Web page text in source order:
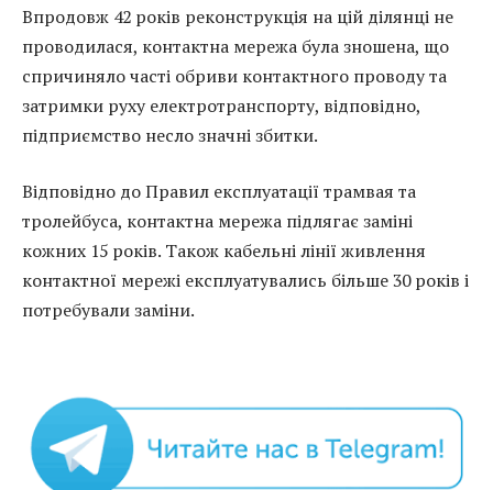
Впродовж 42 років реконструкція на цій ділянці не
проводилася, контактна мережа була зношена, що
спричиняло часті обриви контактного проводу та
затримки руху електротранспорту, відповідно,
підприємство несло значні збитки.
Відповідно до Правил експлуатації трамвая та
тролейбуса, контактна мережа підлягає заміні
кожних 15 років. Також кабельні лінії живлення
контактної мережі експлуатувались більше 30 років і
потребували заміни.